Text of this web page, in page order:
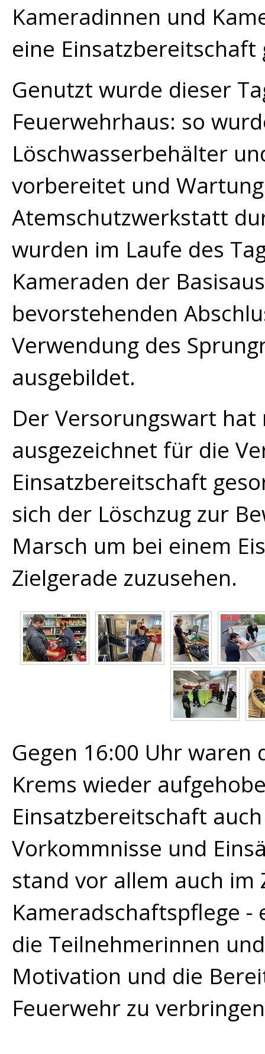
Kameradinnen und
eine Einsatzbereitschaft
Genutzt wurde dieser
Feuerwehrhaus: so
Löschwasserbehälter
vorbereitet und
Atemschutzwerkstatt
wurden im Laufe des
Kameraden der
bevorstehenden
Verwendung des
ausgebildet.
Der Versorungswart
ausgezeichnet für die
Einsatzbereitschaft
sich der Löschzug zur
Marsch um bei einem
Zielgerade zuzusehen.
Gegen 16:00 Uhr
Krems wieder
Einsatzbereitschaft
Vorkommnisse und
stand vor allem auch im
Kameradschaftspflege -
die Teilnehmerinnen
Motivation und die
Feuerwehr zu